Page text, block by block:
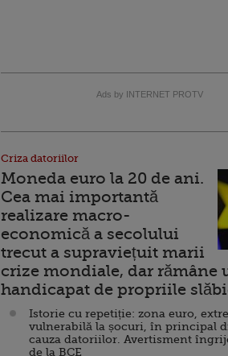
Ads by INTERNET PROTV
Criza datoriilor
Moneda euro la 20 de ani.
Cea mai importantă
realizare macro-
economică a secolului
trecut a supraviețuit marii
crize mondiale, dar rămâne
handicapat de propriile
Istorie cu repetiție: zona euro,
vulnerabilă la șocuri, în principal
cauza datoriilor. Avertisment
de la BCE